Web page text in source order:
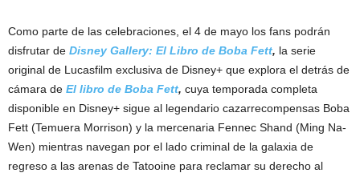
Como parte de las celebraciones, el 4 de mayo los fans podrán
disfrutar de Disney Gallery: El Libro de Boba Fett, la serie
original de Lucasfilm exclusiva de Disney+ que explora el detrás de
cámara de El libro de Boba Fett, cuya temporada completa
disponible en Disney+ sigue al legendario cazarrecompensas Boba
Fett (Temuera Morrison) y la mercenaria Fennec Shand (Ming Na-
Wen) mientras navegan por el lado criminal de la galaxia de
regreso a las arenas de Tatooine para reclamar su derecho al